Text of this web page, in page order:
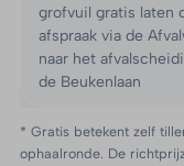
grofvuil gratis laten
afspraak via de
naar het
de Beukenlaan
* Gratis betekent zelf
ophaalronde. De